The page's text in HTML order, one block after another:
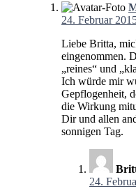
24. Februar
Liebe Britta,
eingenommen.
„reines“ und
Ich würde mir
Gepflogenheit,
die Wirkung
Dir und allen
sonnigen Tag.
24.